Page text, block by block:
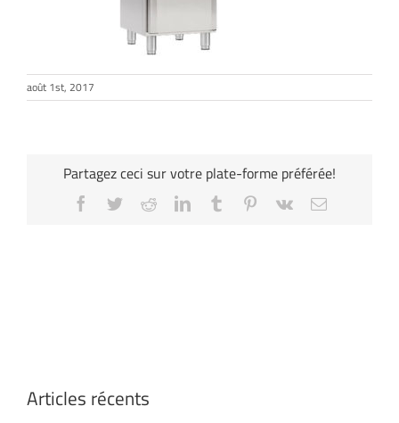
août 1st, 2017
Partagez ceci sur votre plate-forme préférée!
Facebook
TwitterRedditLinkedInTumblrPinterest
Vk Email
Articles récents